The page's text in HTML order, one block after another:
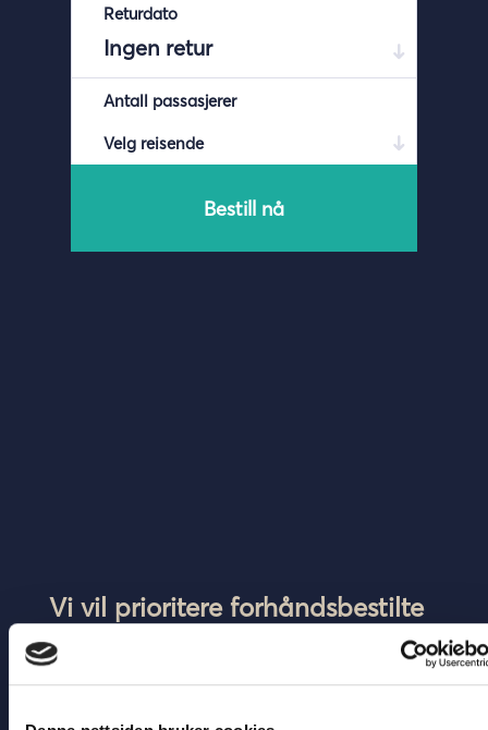
Returdato
Antall passasjerer
Velg reisende
Bestill nå
Vi vil prioritere forhåndsbestilte
billetter